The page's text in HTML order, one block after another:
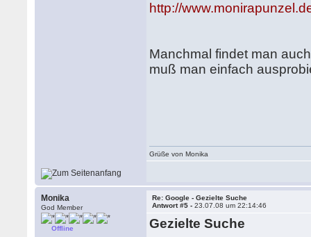
http://
Manchmal findet man
muß man einfach
Grüße von Monika
Monika
God Member
Offline
Re: Google - Gezielte Suche
Antwort #5 -23.07.08 um 22:14:46
Gezielte Suche